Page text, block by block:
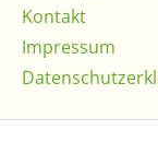
Kontakt
Impressum